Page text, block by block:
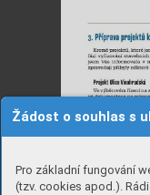
Žádost o souhlas s
Pro základní fungování
(tzv. cookies apod.).